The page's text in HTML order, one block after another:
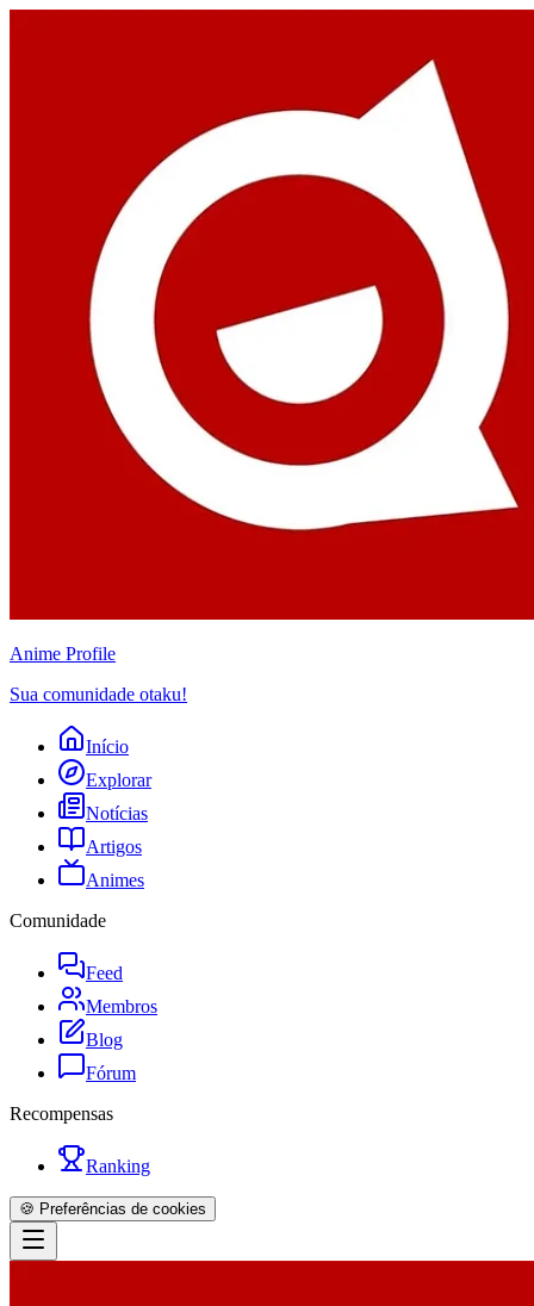
Anime Profile
Sua comunidade otaku!
Início
Explorar
Notícias
Artigos
Animes
Comunidade
Feed
Membros
Blog
Fórum
Recompensas
Ranking
🍪 Preferências de cookies